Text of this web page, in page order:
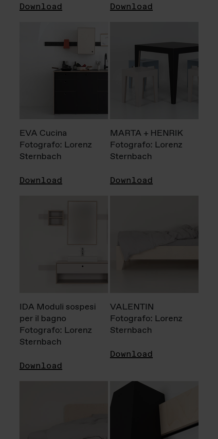
Download Download
EVA Cucina
Fotografo: Lorenz
Sternbach
Download
MARTA + HENRIK
Fotografo: Lorenz
Sternbach
Download
IDA Moduli sospesi
per il bagno
Fotografo: Lorenz
Sternbach
Download
VALENTIN
Fotografo: Lorenz
Sternbach
Download